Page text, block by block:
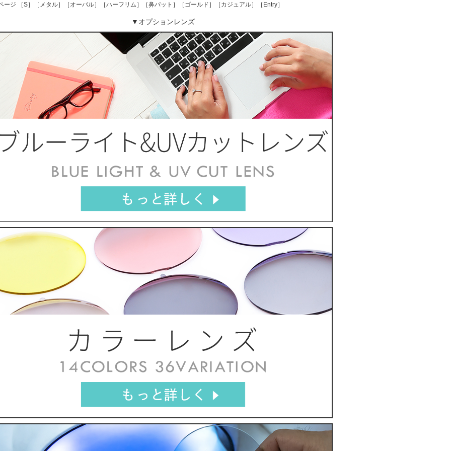
ージ ［S］［メタル］［オーバル］［ハーフリム］［鼻パット］［ゴールド］［カジュアル］［Entry］
▼オプションレンズ